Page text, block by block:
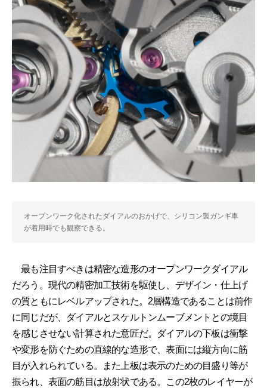
オープンワーク化されたダイアルのおかげで、シリコン製ガンギ車
が着用時でも観察できる。
最も注目すべきは精密な造形のオープンワークダイアル
だろう。現代の精密加工技術を駆使し、デザイン・仕上げ
の質ともにレベルアップされた。2層構造であることは前作
に同じだが、ダイアルとスケルトンムーブメントとの境目
を感じさせない計算された意匠だ。ダイアルの下板は衝撃
や変形を防ぐための直線的な造形で、表面には縦方向に筋
目が入れられている。また上板は表示のための目盛り等が
振られ、表面の筋目は放射状である。この2枚のレイヤーが